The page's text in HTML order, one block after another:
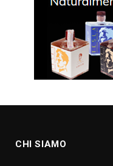
CHI SIAMO